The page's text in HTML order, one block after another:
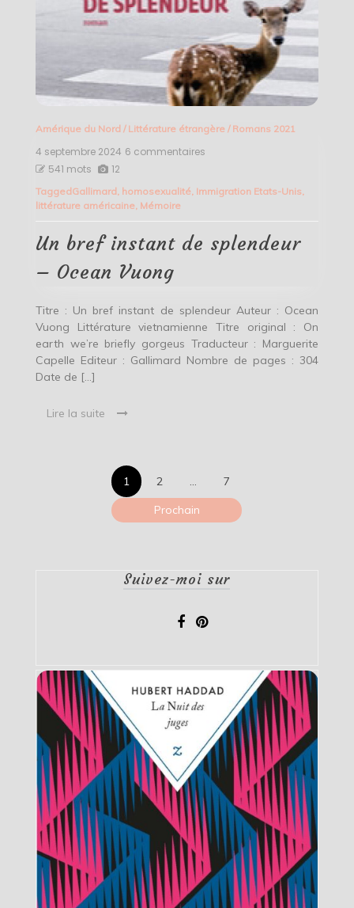
Amérique du Nord / Littérature étrangère/ Romans 2021
4 septembre 2024 6 commentaires
instant
Ocean
541 mots 12
TaggedGallimard homosexualité Immigration Etats-Unis
littérature américaine, Mémoire
Un bref instant de splendeur
– Ocean Vuong
Titre : Un bref instant de splendeur Auteur : Ocean
Vuong Littérature vietnamienne Titre original : On
earth we’re briefly gorgeus Traducteur : Marguerite
Capelle Editeur : Gallimard Nombre de pages : 304
Date de […]
Lire la suite
Pagination
des
1 2 …
7
Prochain
Suivez-moi sur